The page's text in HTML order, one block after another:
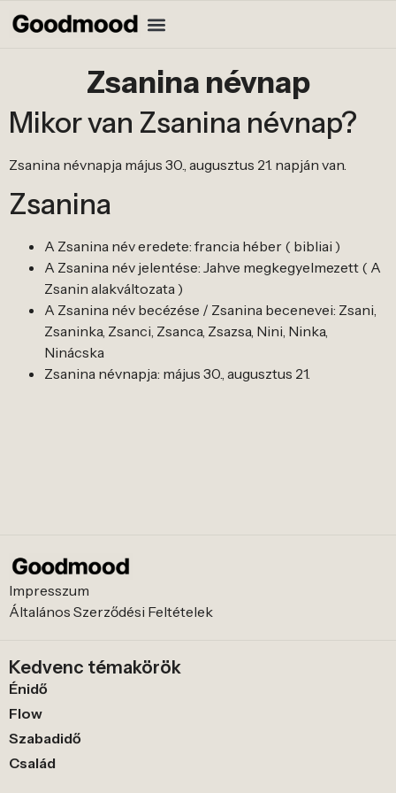
Zsanina névnap
Mikor van Zsanina névnap?
Zsanina névnapja május 30., augusztus 21. napján van.
Zsanina
A Zsanina név eredete: francia héber ( bibliai )
A Zsanina név jelentése: Jahve megkegyelmezett ( A
Zsanin alakváltozata )
A Zsanina név becézése / Zsanina becenevei: Zsani,
Zsaninka, Zsanci, Zsanca, Zsazsa, Nini, Ninka,
Ninácska
Zsanina névnapja: május 30., augusztus 21.
Impresszum
Általános Szerződési Feltételek
Kedvenc témakörök
Énidő
Flow
Szabadidő
Család